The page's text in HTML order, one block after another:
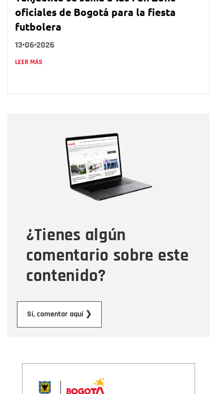
oficiales de Bogotá para la fiesta
futbolera
13•06•2026
LEER MÁS
¿Tienes algún
comentario sobre este
contenido?
Sí, comentar aquí ❯
Correo electrónico
Tipo de comentario
Mensaje